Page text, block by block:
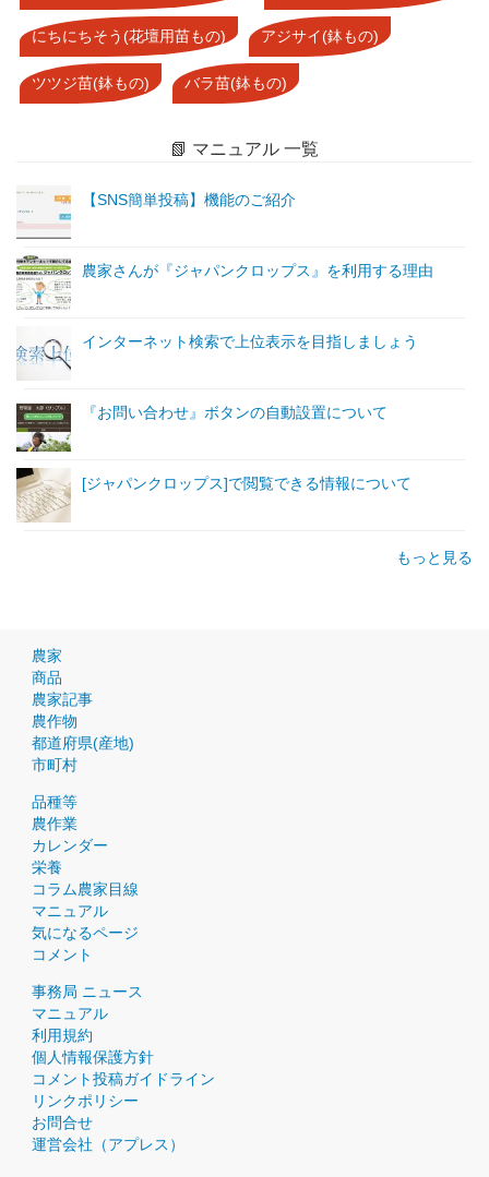
にちにちそう(花壇用苗もの) アジサイ(鉢もの)
ツツジ苗(鉢もの) バラ苗(鉢もの)
📗 マニュアル 一覧
【SNS簡単投稿】機能のご紹介
農家さんが『ジャパンクロップス』を利用する理由
インターネット検索で上位表示を目指しましょう
『お問い合わせ』ボタンの自動設置について
[ジャパンクロップス]で閲覧できる情報について
もっと見る
農家
商品
農家記事
農作物
都道府県(産地)
市町村
品種等
農作業
カレンダー
栄養
コラム農家目線
マニュアル
気になるページ
コメント
事務局 ニュース
マニュアル
利用規約
個人情報保護方針
コメント投稿ガイドライン
リンクポリシー
お問合せ
運営会社（アプレス）